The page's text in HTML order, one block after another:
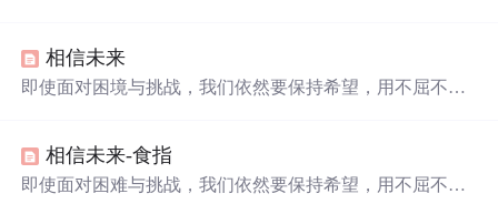
护他人尊严到尊重个人隐私，每一个细节都体现了人性中
最美好的一面。
相信未来
即使面对困境与挑战，我们依然要保持希望，用不屈不挠
爱生命。
相信未来-食指
即使面对困难与挑战，我们依然要保持希望，用不屈不挠